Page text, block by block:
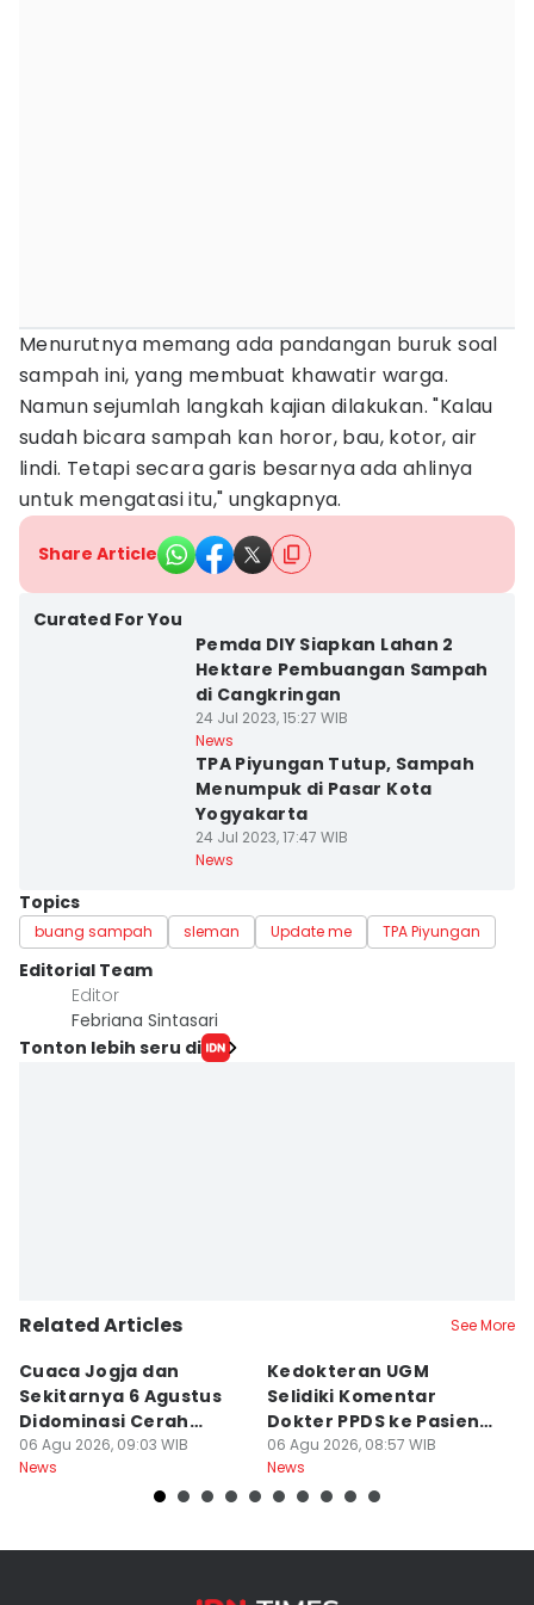
Menurutnya memang ada pandangan buruk soal
sampah ini, yang membuat khawatir warga.
Namun sejumlah langkah kajian dilakukan. "Kalau
sudah bicara sampah kan horor, bau, kotor, air
lindi. Tetapi secara garis besarnya ada ahlinya
untuk mengatasi itu," ungkapnya.
Share Article
Curated For You
Pemda DIY Siapkan Lahan 2
Hektare Pembuangan Sampah
di Cangkringan
24 Jul 2023, 15:27 WIB
News
TPA Piyungan Tutup, Sampah
Menumpuk di Pasar Kota
Yogyakarta
24 Jul 2023, 17:47 WIB
News
Topics
buang sampah sleman Update me TPA Piyungan
Editorial Team
Editor
Febriana Sintasari
Tonton lebih seru di
Related Articles See More
Cuaca Jogja dan
Sekitarnya 6 Agustus
Didominasi Cerah
Berawan
06 Agu 2026, 09:03 WIB
News
Kedokteran UGM
Selidiki Komentar
Dokter PPDS ke Pasien
BPJS di Medsos
06 Agu 2026, 08:57 WIB
News